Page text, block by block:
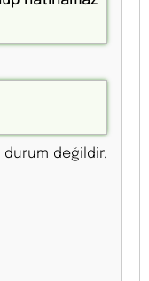
değildir.